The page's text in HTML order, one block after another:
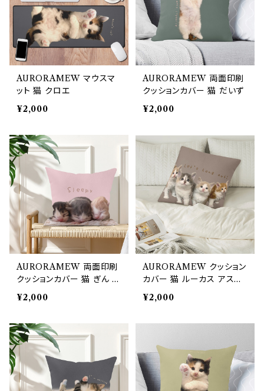
AURORAMEW マウスマ
ット 猫 クロエ
¥2,000
AURORAMEW 両面印刷
クッションカバー 猫 だいず
¥2,000
AURORAMEW 両面印刷
クッションカバー 猫 ぎん あ
いた しょうろんぽ
¥2,000
AURORAMEW クッション
カバー 猫 ルーカス アステ
ィ ゆめた 虎丸
¥2,000